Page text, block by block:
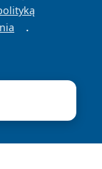
.
Polityka
Cookies